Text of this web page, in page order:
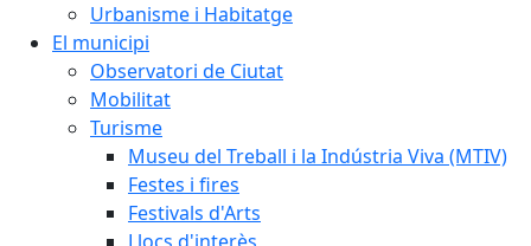
Urbanisme i Habitatge
El municipi
Observatori de Ciutat
Mobilitat
Turisme
Museu del Treball i la Indústria Viva (MTIV)
Festes i fires
Festivals d'Arts